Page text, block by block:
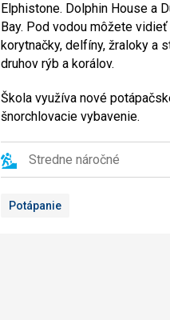
Elphistone. Dolphin House a
Bay. Pod vodou môžete vidieť
korytnačky, delfíny, žraloky a
druhov rýb a korálov.
Škola využíva nové
šnorchlovacie vybavenie.
Stredne náročné
Potápanie